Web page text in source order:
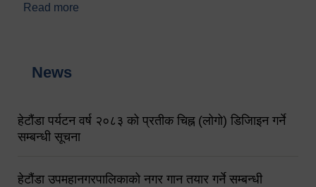
Read more
News
हेटौंडा पर्यटन वर्ष २०८३ को प्रतीक चिह्न (लोगो) डिजिाइन गर्ने
सम्बन्धी सूचना
हेटौंडा उपमहानगरपालिकाको नगर गान तयार गर्ने सम्बन्धी